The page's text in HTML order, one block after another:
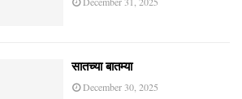
सातच्या बातम्या
December 30, 2025